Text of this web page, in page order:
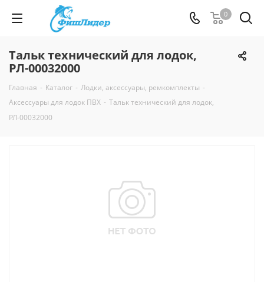
0
Тальк технический для лодок,
РЛ-00032000
Главная - Каталог - Лодки, аксессуары, ремкомплекты -
Аксессуары для лодок ПВХ - Тальк технический для лодок,
РЛ-00032000